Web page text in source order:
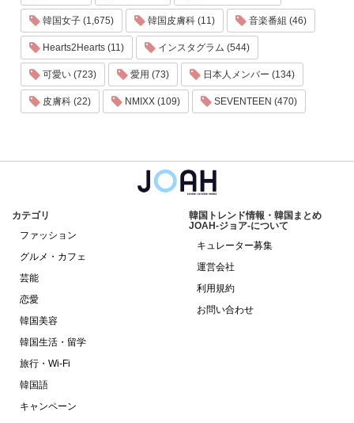
韓国女子 (1,675) 韓国皮膚科 (11) 音楽番組 (46)
Hearts2Hearts (11) インスタグラム (544)
可愛い (723) 愛用 (73) 日本人メンバー (134)
皮膚科 (22) NMIXX (109) SEVENTEEN (470)
カテゴリ
ファッション
グルメ・カフェ
芸能
恋愛
韓国美容
韓国生活・留学
旅行・Wi-Fi
韓国語
キャンペーン
韓国トレンド情報・韓国まとめ
JOAH-ジョア-について
キュレーター募集
運営会社
利用規約
お問い合わせ